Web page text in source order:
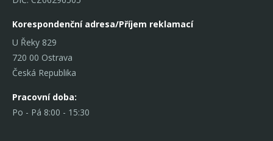
Korespondenční adresa/Příjem reklamací
U Řeky 829
720 00 Ostrava
Česká Republika
Pracovní doba:
Po - Pá 8:00 - 15:30